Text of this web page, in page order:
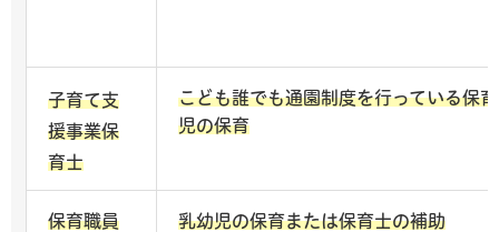
子育て支
援事業保
育士
こども誰でも通園制度を行っている保
児の保育
保育職員 乳幼児の保育または保育士の補助